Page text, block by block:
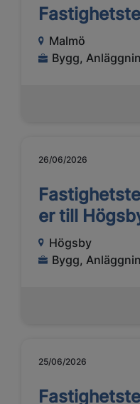
Malmö
Bygg,
26/06/2026
er till
Högsby
Bygg,
25/06/2026